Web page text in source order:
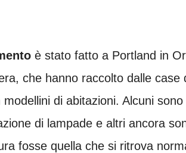
è stato fatto a Portland in
che hanno raccolto dalle case
modellini di abitazioni. Alcuni
di lampade e altri ancora
fosse quella che si ritrova